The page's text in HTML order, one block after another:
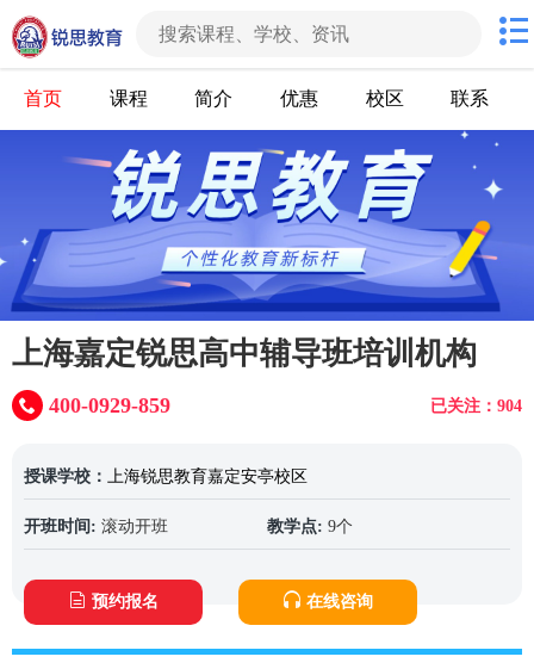
首页 课程 简介 优惠 校区 联系
上海嘉定锐思高中辅导班培训机构
已关注：904
400-0929-859
授课学校： 上海锐思教育嘉定安亭校区
开班时间: 滚动开班 教学点: 9个
预约报名 在线咨询